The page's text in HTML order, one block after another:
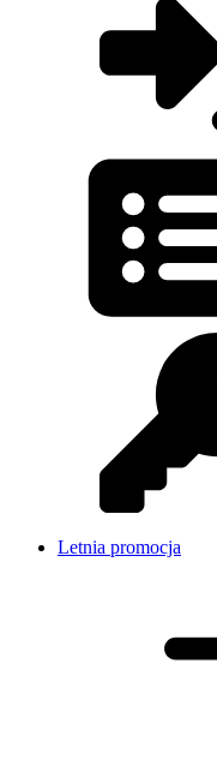
Letnia promocja